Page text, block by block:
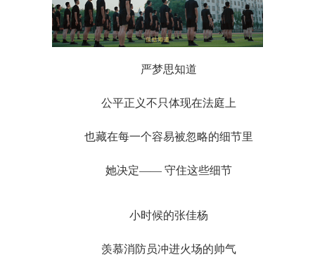
严梦思知道
公平正义不只体现在法庭上
也藏在每一个容易被忽略的细节里
她决定—— 守住这些细节
小时候的张佳杨
羡慕消防员冲进火场的帅气